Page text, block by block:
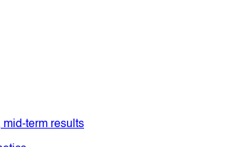
term results